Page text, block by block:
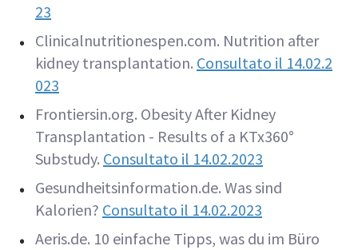
23
Clinicalnutritionespen.com. Nutrition after
kidney transplantation. Consultato il 14.02.2
023
Frontiersin.org. Obesity After Kidney
Transplantation - Results of a KTx360°
Substudy. Consultato il 14.02.2023
Gesundheitsinformation.de. Was sind
Kalorien? Consultato il 14.02.2023
Aeris.de. 10 einfache Tipps, was du im Büro